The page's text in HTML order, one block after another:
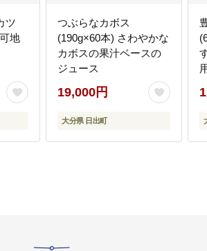
ツ
地
つぶらなカボス
(190g×60本) さわやかな
カボスの果汁ベースの
ジュース
19,000円
大分県 日出町